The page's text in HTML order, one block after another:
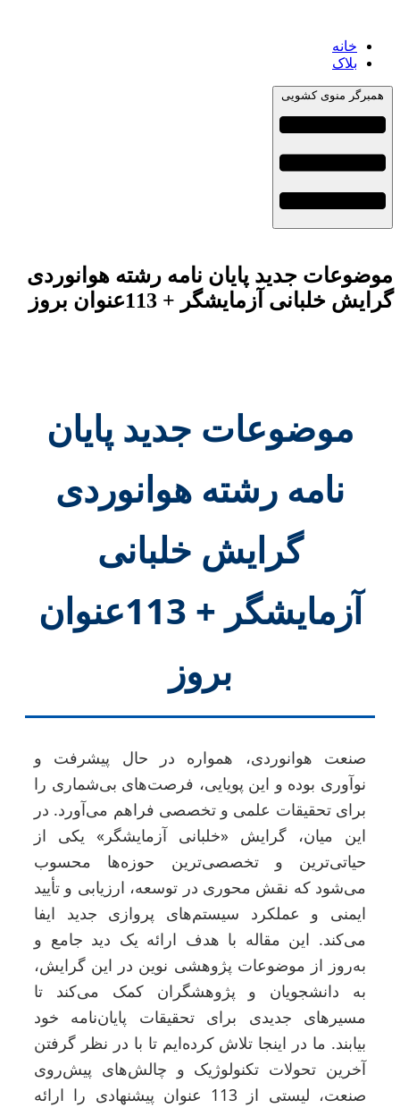
خانه
بلاک
همبرگر منوی کشویی
موضوعات جدید پایان نامه رشته هوانوردی
گرایش خلبانی آزمایشگر + 113عنوان بروز
موضوعات جدید پایان
نامه رشته هوانوردی
گرایش خلبانی
آزمایشگر + 113عنوان
بروز
صنعت هوانوردی، همواره در حال پیشرفت و
نوآوری بوده و این پویایی، فرصت‌های بی‌شماری را
برای تحقیقات علمی و تخصصی فراهم می‌آورد. در
این میان، گرایش «خلبانی آزمایشگر» یکی از
حیاتی‌ترین و تخصصی‌ترین حوزه‌ها محسوب
می‌شود که نقش محوری در توسعه، ارزیابی و تأیید
ایمنی و عملکرد سیستم‌های پروازی جدید ایفا
می‌کند. این مقاله با هدف ارائه یک دید جامع و
به‌روز از موضوعات پژوهشی نوین در این گرایش،
به دانشجویان و پژوهشگران کمک می‌کند تا
مسیرهای جدیدی برای تحقیقات پایان‌نامه خود
بیابند. ما در اینجا تلاش کرده‌ایم تا با در نظر گرفتن
آخرین تحولات تکنولوژیک و چالش‌های پیش‌روی
صنعت، لیستی از 113 عنوان پیشنهادی را ارائه